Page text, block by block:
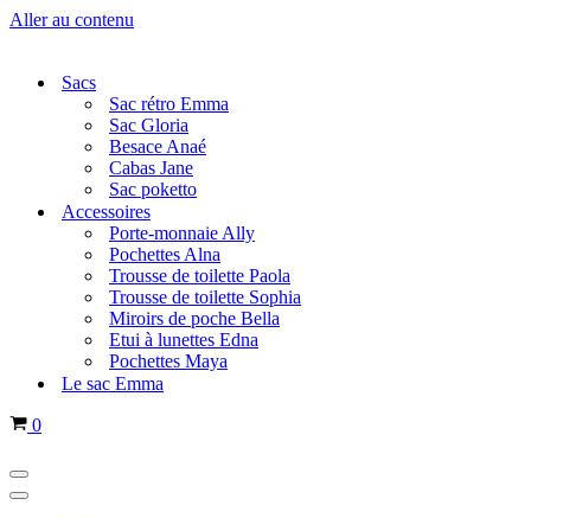
Aller au contenu
Sacs
Sac rétro Emma
Sac Gloria
Besace Anaé
Cabas Jane
Sac poketto
Accessoires
Porte-monnaie Ally
Pochettes Alna
Trousse de toilette Paola
Trousse de toilette Sophia
Miroirs de poche Bella
Etui à lunettes Edna
Pochettes Maya
Le sac Emma
Panier
0
Menu
de
Menu